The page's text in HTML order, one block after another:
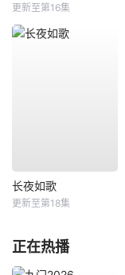
更新至第16集
长夜如歌
更新至第18集
正在热播